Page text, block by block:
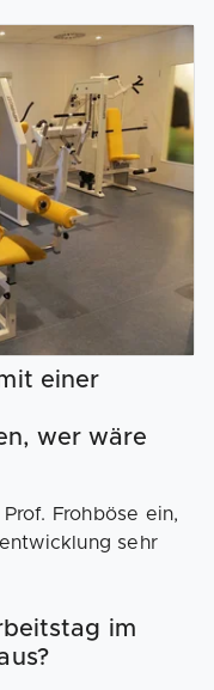
einer
wer wäre
Frohböse ein,
sehr
im